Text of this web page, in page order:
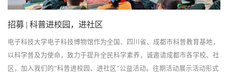
招募 | 科普进校园，进社区
电子科技大学电子科技博物馆作为全国、四川省、成都市科普教育基地，
以科学普及为使命，致力于提升全民科学素养，诚邀请成都市各学校、社
区，加入我们的“科普进校园、进社区”公益活动。往期活动展示活动形式